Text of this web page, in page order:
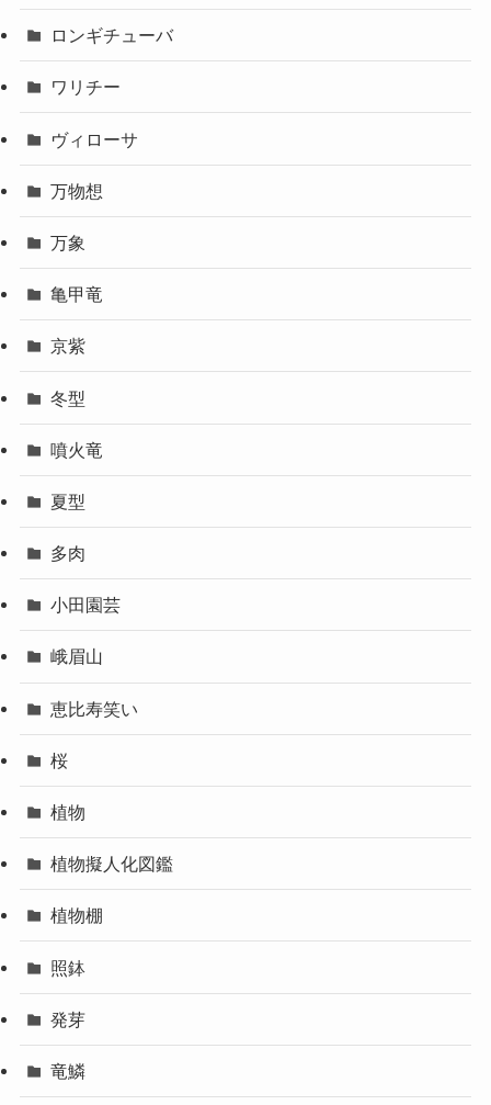
ロンギチューバ
ワリチー
ヴィローサ
万物想
万象
亀甲竜
京紫
冬型
噴火竜
夏型
多肉
小田園芸
峨眉山
恵比寿笑い
桜
植物
植物擬人化図鑑
植物棚
照鉢
発芽
竜鱗